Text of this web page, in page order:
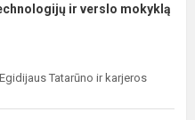
ir verslo mokyklą
Tatarūno ir karjeros